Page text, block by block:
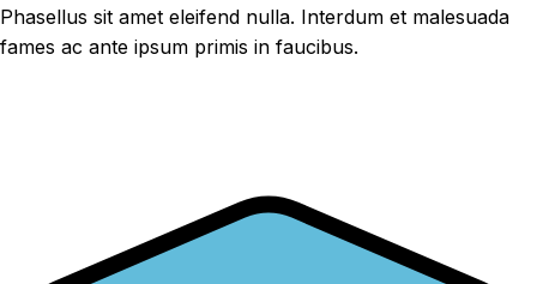
Phasellus sit amet eleifend nulla. Interdum et malesuada
fames ac ante ipsum primis in faucibus.